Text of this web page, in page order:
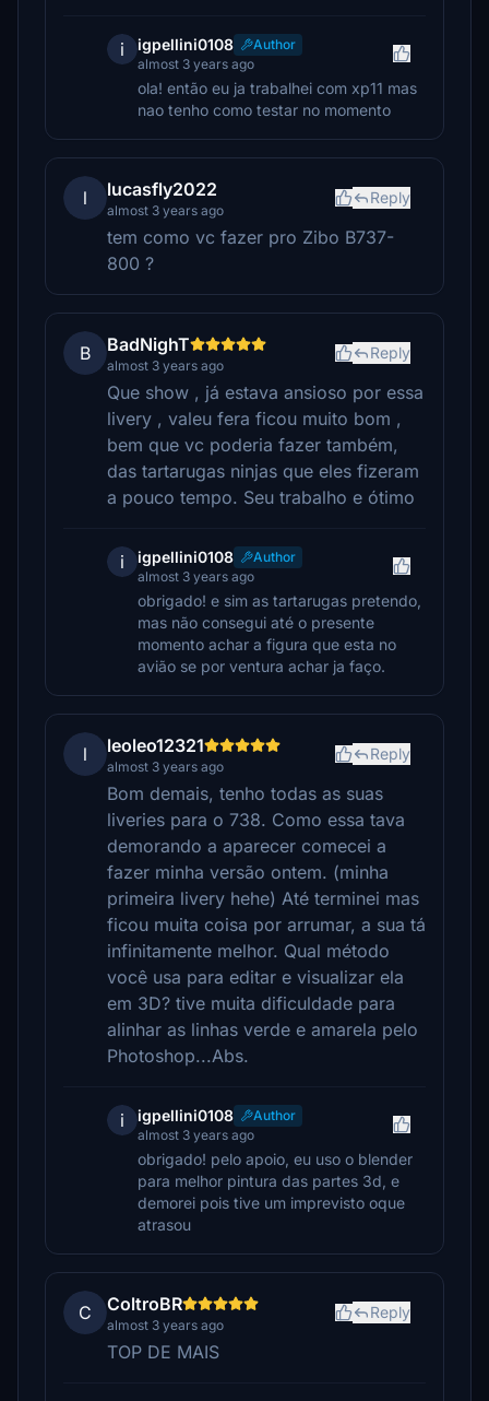
i igpellini0108
Author
almost 3 years ago
ola! então eu ja trabalhei com xp11 mas
nao tenho como testar no momento
l lucasfly2022
almost 3 years ago
Reply
tem como vc fazer pro Zibo B737-
800 ?
B BadNighT
almost 3 years ago
Reply
Que show , já estava ansioso por essa
livery , valeu fera ficou muito bom ,
bem que vc poderia fazer também,
das tartarugas ninjas que eles fizeram
a pouco tempo. Seu trabalho e ótimo
i igpellini0108
Author
almost 3 years ago
obrigado! e sim as tartarugas pretendo,
mas não consegui até o presente
momento achar a figura que esta no
avião se por ventura achar ja faço.
l leoleo12321
almost 3 years ago
Reply
Bom demais, tenho todas as suas
liveries para o 738. Como essa tava
demorando a aparecer comecei a
fazer minha versão ontem. (minha
primeira livery hehe) Até terminei mas
ficou muita coisa por arrumar, a sua tá
infinitamente melhor. Qual método
você usa para editar e visualizar ela
em 3D? tive muita dificuldade para
alinhar as linhas verde e amarela pelo
Photoshop...Abs.
i igpellini0108
Author
almost 3 years ago
obrigado! pelo apoio, eu uso o blender
para melhor pintura das partes 3d, e
demorei pois tive um imprevisto oque
atrasou
C ColtroBR
almost 3 years ago
Reply
TOP DE MAIS